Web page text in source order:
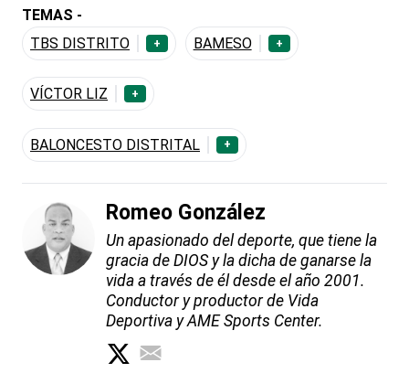
TEMAS -
TBS DISTRITO
+ BAMESO +
VÍCTOR LIZ +
BALONCESTO DISTRITAL +
Romeo González
Un apasionado del deporte, que tiene la
gracia de DIOS y la dicha de ganarse la
vida a través de él desde el año 2001.
Conductor y productor de Vida
Deportiva y AME Sports Center.